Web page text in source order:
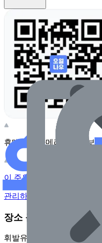
휴대전화 카메라로 찍어보
이 주유소의 사장님이신가요?
관리하기
장소 근처 주유소
휘발유